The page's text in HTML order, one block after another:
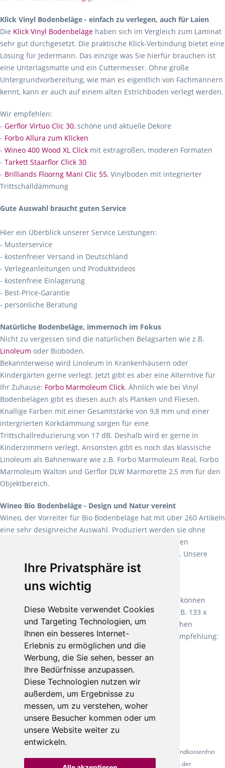
Ihre Privatsphäre ist
uns wichtig
Diese Website verwendet Cookies
und Targeting Technologien, um
Ihnen ein besseres Internet-
Erlebnis zu ermöglichen und die
Werbung, die Sie sehen, besser an
Ihre Bedürfnisse anzupassen.
Diese Technologien nutzen wir
außerdem, um Ergebnisse zu
messen, um zu verstehen, woher
unsere Besucher kommen oder um
unsere Website weiter zu
entwickeln.
Klick Vinyl Bodenbeläge - einfach zu verlegen, auch für Laien
Die Klick Vinyl Bodenbeläge haben sich im Vergleich zum Laminat
sehr gut durchgesetzt. Die praktische Klick-Verbindung bietet eine
Lösung für Jedermann. Das einzige was Sie hierfür brauchen ist
eine Unterlagsmatte und ein Cuttermesser. Ohne große
Untergrundvorbereitung, wie man es eigentlich von Fachmännern
kennt, kann er auch auf einem alten Estrichboden verlegt werden.
Wir empfehlen:
- Gerflor Virtuo Clic 30, schöne und aktuelle Dekore
- Forbo Allura zum Klicken
- Wineo 400 Wood XL Click mit extragroßen, moderen Formaten
- Tarkett Staarflor Click 30
- Brilliands Floorng Mani Clic 55, Vinylboden mit integrierter
Trittschalldämmung
Gute Auswahl braucht guten Service
Hier ein Überblick unserer Service Leistungen:
- Musterservice
- kostenfreier Versand in Deutschland
- Verlegeanleitungen und Produktvideos
- kostenfreie Einlagerung
- Best-Price-Garantie
- persönliche Beratung
Natürliche Bodenbeläge, immernoch im Fokus
Nicht zu vergessen sind die natürlichen Belagsarten wie z.B.
Linoleum oder Bioböden.
Bekannterweise wird Linoleum in Krankenhäusern oder
Kindergärten gerne verlegt. Jetzt gibt es aber eine Alterntive für
Ihr Zuhause: Forbo Marmoleum Click. Ähnlich wie bei Vinyl
Bodenbelägen gibt es diesen auch als Planken und Fliesen.
Knallige Farben mit einer Gesamtstärke von 9,8 mm und einer
intergrierten Korkdämmung sorgen für eine
Trittschallreduzierung von 17 dB. Deshalb wird er gerne in
Kinderzimmern verlegt. Ansonsten gibt es noch das klassische
Linoleum als Bahnenware wie z.B. Forbo Marmoleum Real, Forbo
Marmoleum Walton und Gerflor DLW Marmorette 2,5 mm für den
Objektbereich.
Wineo Bio Bodenbeläge - Design und Natur vereint
Wineo, der Vorreiter für Bio Bodenbeläge hat mit über 260 Artikeln
eine sehr designreiche Auswahl. Produziert werden sie ohne
Weichmacher und Lösungsmittel. Mit allen verfügbaren
Verlegearten ist er für jegliche Bauvorhaben attraktiv. Unsere
Empfehlung:Wineo 1000 Multi Layer XXL.
Teppiche für ein angenehmes Laufgefühl
machen es schon lange vor. Sie können
Teppich in Ihrem gewünschten Sondermaß kaufen, z.B. 133 x
60cm. Vor allem in Schlafzimmern aufgrund der weichen
Oberfläche ein sehr beliebter Zusatzboden. Unsere Empfehlung:
Fletco Fluffy und Fletco Hermelin
* Alle Preise inkl. gesetzl. Mehrwertsteuer - Alle Artikel versandkostenfrei
ab 500 Euro in Deutschland! Die Abbildungen dienen der